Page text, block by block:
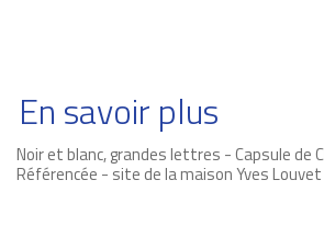
En savoir plus
Noir et blanc, grandes lettres - Capsule de
Référencée - site de la maison Yves Louvet